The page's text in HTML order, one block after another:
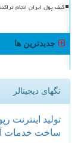
کیف پول ایران انجام
جدیدترین ها
تگهای دیجیتالر
تولید اینترنت
ساخت خدمات